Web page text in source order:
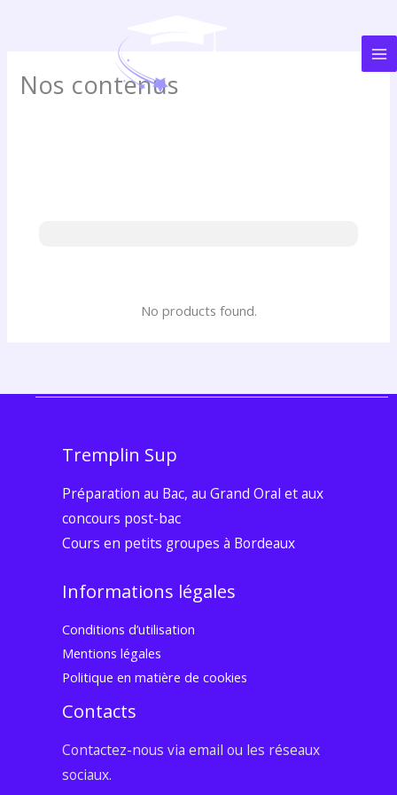
Nos contenus
No products found.
Tremplin Sup
Préparation au Bac, au Grand Oral et aux
concours post-bac
Cours en petits groupes à Bordeaux
Informations légales
Conditions d’utilisation
Mentions légales
Politique en matière de cookies
Contacts
Contactez-nous via email ou les réseaux
sociaux.